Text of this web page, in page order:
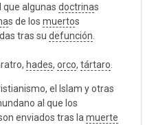
algunas doctrinas
s de los muertos
tras su defunción
hades, orco, tártaro
el Islam y otras
al que los
enviados tras la muerte